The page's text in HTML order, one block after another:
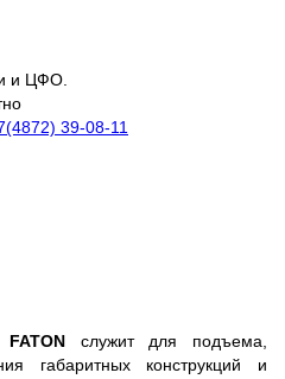
и ЦФО.
39-08-11
служит для подъема,
габаритных конструкций и